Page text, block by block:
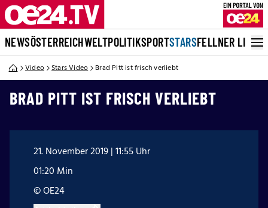
NEWSÖSTERREICHWELTPOLITIKSPORTSTARSFELLNER LIVE
Video Stars Video Brad Pitt ist frisch verliebt
BRAD PITT IST FRISCH VERLIEBT
21. November 2019 | 11:55 Uhr
01:20 Min
© OE24